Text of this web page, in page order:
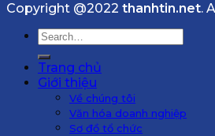
Copyright @2022 thanhtin.net.
Search
Trang chủ
Giới thiệu
Về chúng tôi
Văn hóa doanh nghiệp
Sơ đồ tổ chức